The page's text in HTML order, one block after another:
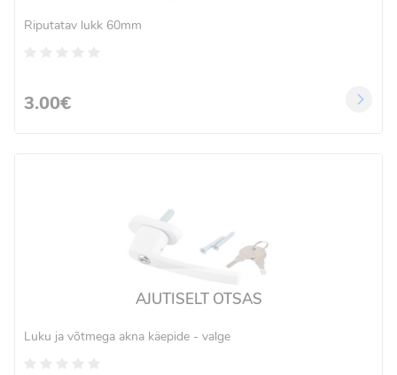
Riputatav lukk 60mm
3.00€
AJUTISELT OTSAS
Luku ja võtmega akna käepide - valge